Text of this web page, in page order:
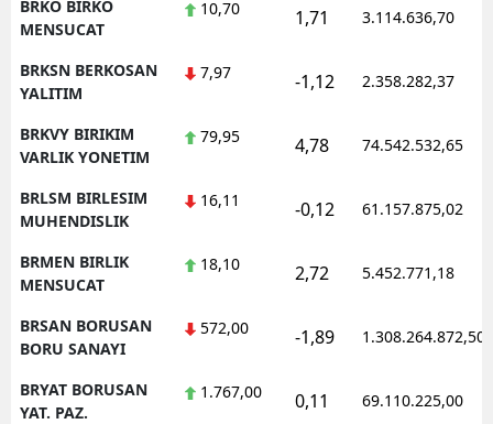
BRKO BIRKO
MENSUCAT
10,70 1,71 3.114.636,70
BRKSN BERKOSAN
YALITIM
7,97 -1,12 2.358.282,37
BRKVY BIRIKIM
VARLIK YONETIM
79,95 4,78 74.542.532,65
BRLSM BIRLESIM
MUHENDISLIK
16,11 -0,12 61.157.875,02
BRMEN BIRLIK
MENSUCAT
18,10 2,72 5.452.771,18
BRSAN BORUSAN
BORU SANAYI
572,00 -1,89 1.308.264.872,50
BRYAT BORUSAN
YAT. PAZ.
1.767,00 0,11 69.110.225,00